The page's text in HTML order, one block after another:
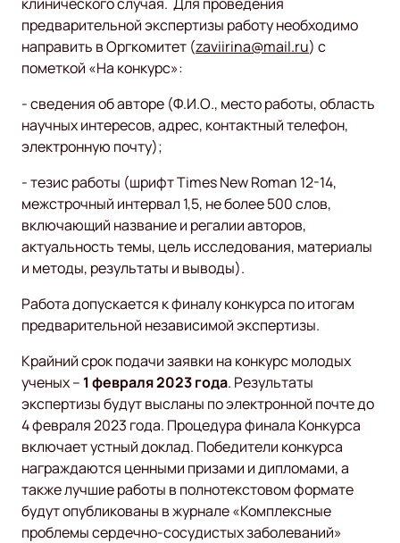
предварительной экспертизы работу необходимо
направить в Оргкомитет (zaviirina@mail.ru) с
пометкой «На конкурс»:
- сведения об авторе (Ф.И.О., место работы, область
научных интересов, адрес, контактный телефон,
электронную почту);
- тезис работы (шрифт Times New Roman 12-14,
межстрочный интервал 1,5, не более 500 слов,
включающий название и регалии авторов,
актуальность темы, цель исследования, материалы
и методы, результаты и выводы).
Работа допускается к финалу конкурса по итогам
предварительной независимой экспертизы.
Крайний срок подачи заявки на конкурс молодых
ученых – 1 февраля 2023 года. Результаты
экспертизы будут высланы по электронной почте до
4 февраля 2023 года. Процедура финала Конкурса
включает устный доклад. Победители конкурса
награждаются ценными призами и дипломами, а
также лучшие работы в полнотекстовом формате
будут опубликованы в журнале «Комплексные
проблемы сердечно-сосудистых заболеваний»